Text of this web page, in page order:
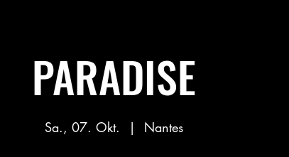
PARADISE
Sa., 07. Okt.
  |
Nantes